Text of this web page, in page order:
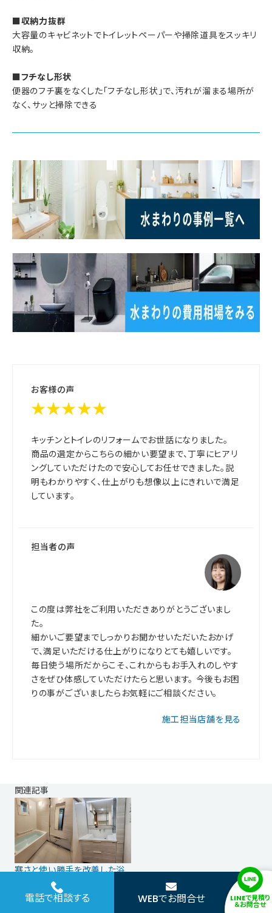
■収納力抜群
大容量のキャビネットでトイレットペーパーや掃除道具をスッキリ
収納。
■フチなし形状
便器のフチ裏をなくした「フチなし形状」で、汚れが溜まる場所が
なく、サッと掃除できる
お客様の声
★★★★★
キッチンとトイレのリフォームでお世話になりました。
商品の選定からこちらの細かい要望まで、丁寧にヒアリ
ングしていただけたので安心してお任せできました。説
明もわかりやすく、仕上がりも想像以上にきれいで満足
しています。
担当者の声
この度は弊社をご利用いただきありがとうございまし
た。
細かいご要望までしっかりお聞かせいただいたおかげ
で、満足いただける仕上がりになりとても嬉しいです。
毎日使う場所だからこそ、これからもお手入れのしやす
さをぜひ体感していただけたらと思います。 今後もお困
りの事がございましたらお気軽にご相談ください。
施工担当店舗を見る
関連記事
寒さと使い勝手を改善した浴
室＆洗面リフォーム｜さいたま
電話で相談する WEBでお問合せ LINEで見積り
＆お問合せ